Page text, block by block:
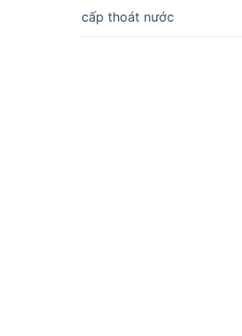
cấp thoát nước